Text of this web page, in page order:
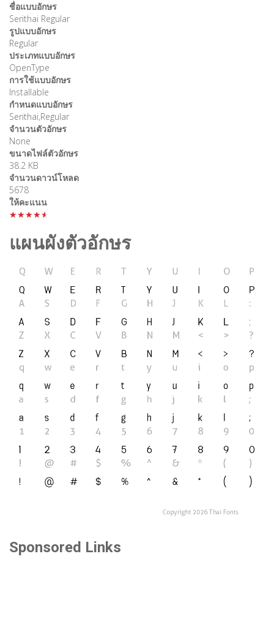
ชื่อแบบอักษร
Serithai Regular
รูปแบบอักษร
Regular
ประเภทแบบอักษร
OpenType
การใช้แบบอักษร
Installable
กำหนดแบบอักษร
Serithai,Regular
จำนวนตัวอักษร
None
ขนาดไฟล์ตัวอักษร
38.2 KB
จำนวนดาวน์โหลด
5678
ให้คะแนน
★★★★★
แผนผังตัวอักษร
Sponsored Links